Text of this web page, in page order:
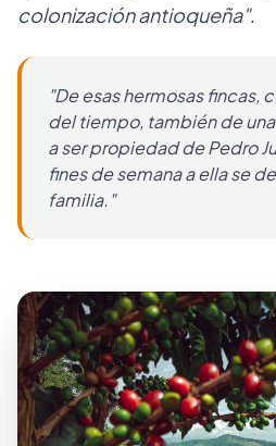
colonización antioqueña".
"De esas hermosas fincas,
del tiempo, también de
a ser propiedad de Pedro
fines de semana a ella se
familia."